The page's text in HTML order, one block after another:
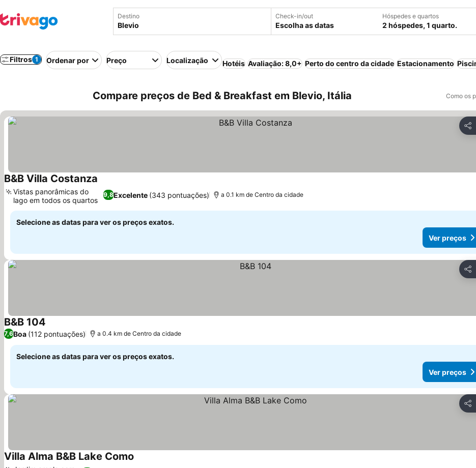
Destino Check-in/out
Escolha as datas
Hóspedes e quartos
2 hóspedes, 1 quarto.
Filtros 1 Ordenar por Preço Localização Hotéis Avaliação: 8,0+ Perto do centro da cidade Estacionamento
Compare preços de Bed & Breakfast em Blevio, Itália Como os
B&B Villa Costanza
9,8Excelente (343 pontuações)
Vistas panorâmicas do
lago em todos os quartos
a 0.1 km de Centro da cidade
Selecione as datas para ver os preços exatos.
Ver preços
B&B 104
7,6Boa (112 pontuações) a 0.4 km de Centro da cidade
Selecione as datas para ver os preços exatos.
Ver preços
Villa Alma B&B Lake Como